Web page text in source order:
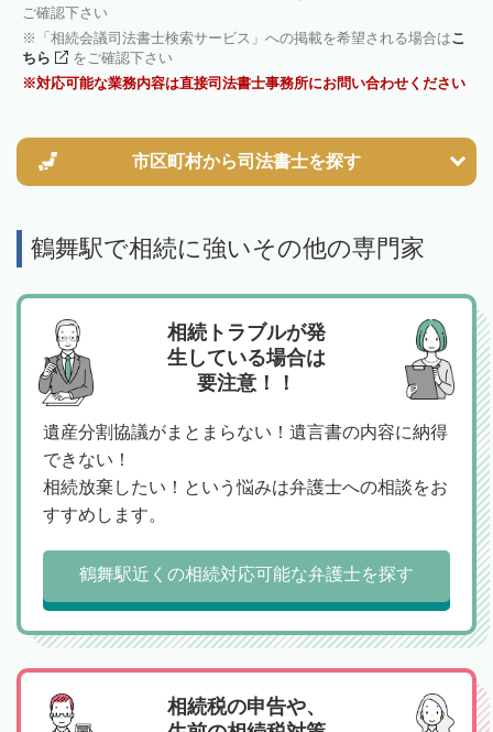
ご確認下さい
「相続会議司法書士検索サービス」への掲載を希望される場合はこ
ちら
をご確認下さい
対応可能な業務内容は直接司法書士事務所にお問い合わせください
市区町村から司法書士を探す
鶴舞駅で相続に強いその他の専門家
相続トラブルが発
生している場合は
要注意！！
遺産分割協議がまとまらない！遺言書の内容に納得
できない！
相続放棄したい！という悩みは弁護士への相談をお
すすめします。
鶴舞駅近くの相続対応可能な弁護士を探す
相続税の申告や、